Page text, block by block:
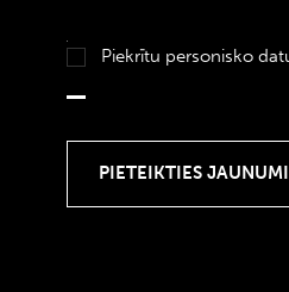
Piekrītu personisko